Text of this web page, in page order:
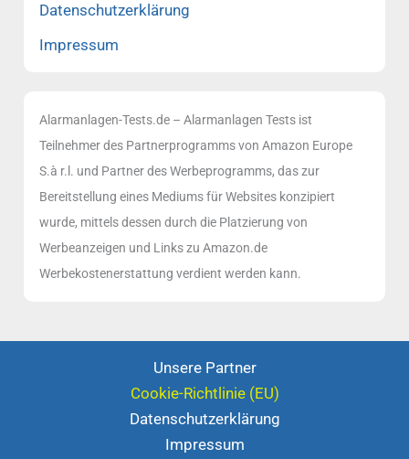
Datenschutzerklärung
Impressum
Alarmanlagen-Tests.de – Alarmanlagen Tests ist
Teilnehmer des Partnerprogramms von Amazon Europe
S.à r.l. und Partner des Werbeprogramms, das zur
Bereitstellung eines Mediums für Websites konzipiert
wurde, mittels dessen durch die Platzierung von
Werbeanzeigen und Links zu Amazon.de
Werbekostenerstattung verdient werden kann.
Unsere Partner
Cookie-Richtlinie (EU)
Datenschutzerklärung
Impressum